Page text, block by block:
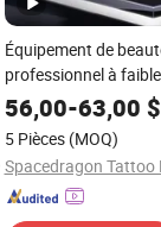
Équipement de
professionnel à
de commande
56,00-63,00
5 Pièces (MOQ)
Spacedragon Tattoo